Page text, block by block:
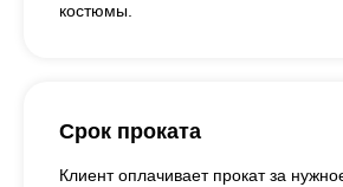
костюмы.
Срок проката
Клиент оплачивает прокат за